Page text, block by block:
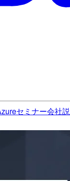
セミナー会社